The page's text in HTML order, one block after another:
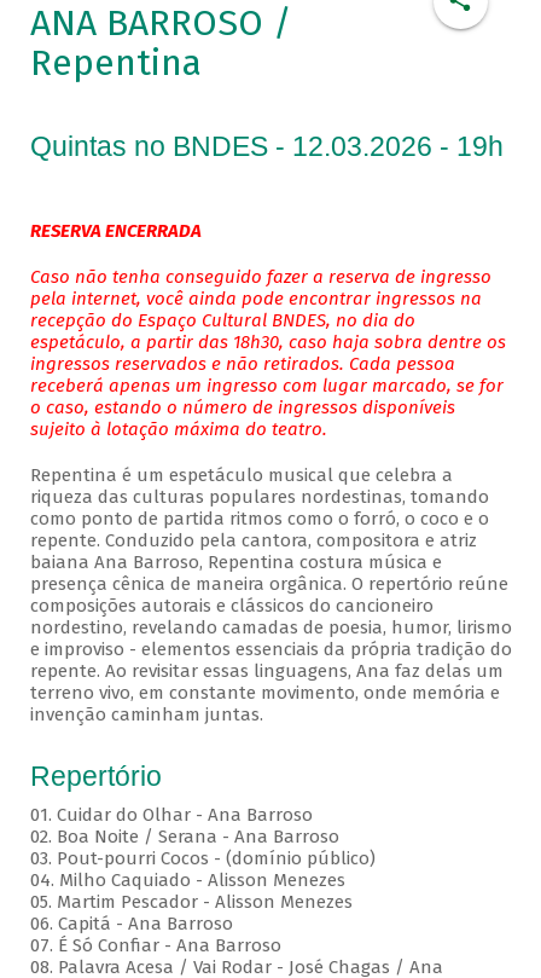
ANA BARROSO /
Repentina
Quintas no BNDES - 12.03.2026 - 19h
RESERVA ENCERRADA
Caso não tenha conseguido fazer a reserva de ingresso
pela internet, você ainda pode encontrar ingressos na
recepção do Espaço Cultural BNDES, no dia do
espetáculo, a partir das 18h30, caso haja sobra dentre os
ingressos reservados e não retirados. Cada pessoa
receberá apenas um ingresso com lugar marcado, se for
o caso, estando o número de ingressos disponíveis
sujeito à lotação máxima do teatro.
Repentina é um espetáculo musical que celebra a
riqueza das culturas populares nordestinas, tomando
como ponto de partida ritmos como o forró, o coco e o
repente. Conduzido pela cantora, compositora e atriz
baiana Ana Barroso, Repentina costura música e
presença cênica de maneira orgânica. O repertório reúne
composições autorais e clássicos do cancioneiro
nordestino, revelando camadas de poesia, humor, lirismo
e improviso - elementos essenciais da própria tradição do
repente. Ao revisitar essas linguagens, Ana faz delas um
terreno vivo, em constante movimento, onde memória e
invenção caminham juntas.
Repertório
01. Cuidar do Olhar - Ana Barroso
02. Boa Noite / Serana - Ana Barroso
03. Pout-pourri Cocos - (domínio público)
04. Milho Caquiado - Alisson Menezes
05. Martim Pescador - Alisson Menezes
06. Capitá - Ana Barroso
07. É Só Confiar - Ana Barroso
08. Palavra Acesa / Vai Rodar - José Chagas / Ana